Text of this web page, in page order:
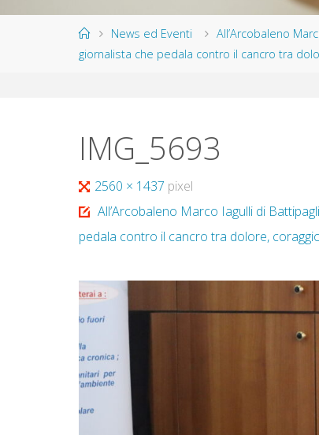
HomeNews ed Eventi
All’Arcobaleno
giornalista che pedala contro il cancro tra
IMG_5693
Tutta
larghezza
2560 × 1437 pixel
All’Arcobaleno Marco Iagulli di
pedala contro il cancro tra dolore,